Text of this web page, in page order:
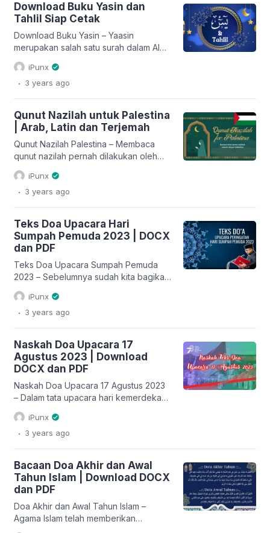
aplikasi NU Online yang didalamnya
juga berisi Asmaul Husna beserta
dengan artinya. Untuk lebih jelasnya
silahkan […]
Download Buku Yasin dan
Tahlil Siap Cetak
Download Buku Yasin – Yaasin
merupakan salah satu surah dalam Al
Qur’an yang sangat terkenal. Bahkan
orang yang membaca surat Yasin rutin
setiap malam sampai ia meninggal
nahdliyin, surat Yasin biasa dibaca
untuk mendoakan seseorang yang
sedang sakaratul maut. Selain itu juga
sering dibacakan […]
iPunx
. 3 years ago
Qunut Nazilah untuk Palestina
| Arab, Latin dan Terjemah
Qunut Nazilah Palestina – Membaca
qunut nazilah pernah dilakukan oleh
Rasulullah SAW ketika kehilangan para
sahabat pada perang mu’tah. Rasulullah
SAW melaksanakan qunut nazilah
sholat wajib sebelum sujud. Beberapa
alasan melaksanakan qunut nazilah
adalah umat Islam sedang menghadapi
persoalan keamanan, bencana alam,
bencana kemanusiaan […]
iPunx
. 3 years ago
Teks Doa Upacara Hari
Sumpah Pemuda 2023 | DOCX
dan PDF
Teks Doa Upacara Sumpah Pemuda
2023 – Sebelumnya sudah kita bagikan
susunan acara upacara peringatan Hari
Sumpah Pemuda 2023. Anda dapat klik
di sini untuk membuka randon
susunan acara tersebut, salah satunya
adalah membacakan doa. Oleh karena
itu, berikut ini adalah naskah teks doa
upacara Hari […]
iPunx
. 3 years ago
Naskah Doa Upacara 17
Agustus 2023 | Download
DOCX dan PDF
Naskah Doa Upacara 17 Agustus 2023
– Dalam tata upacara hari kemerdekaan
RI yang ke 78 sebagaimana dapat
anda baca dengan klik di sini. Salah
satu dari rangkaian acara upacara
tersebut, doa dibacakan dalam narasi
agama Islam. Adapun naskah doa
dalam upacara peringatan hari […]
iPunx
. 3 years ago
Bacaan Doa Akhir dan Awal
Tahun Islam | Download DOCX
dan PDF
Doa Akhir dan Awal Tahun Islam –
Agama Islam telah memberikan
tuntunan untuk senantiasa